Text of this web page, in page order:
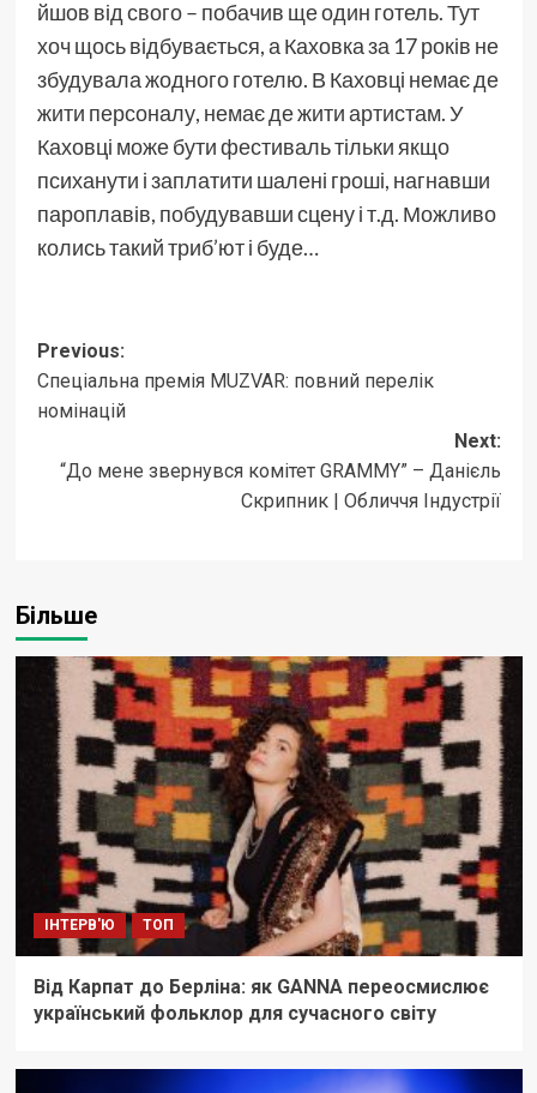
йшов від свого – побачив ще один готель. Тут
хоч щось відбувається, а Каховка за 17 років не
збудувала жодного готелю. В Каховці немає де
жити персоналу, немає де жити артистам. У
Каховці може бути фестиваль тільки якщо
психанути і заплатити шалені гроші, нагнавши
пароплавів, побудувавши сцену і т.д. Можливо
колись такий триб’ют і буде…
Post
navigation
Previous:
Спеціальна премія MUZVAR: повний перелік
номінацій
Next:
“До мене звернувся комітет GRAMMY” – Данієль
Скрипник | Обличчя Індустрії
Більше
ІНТЕРВ'Ю ТОП
Від Карпат до Берліна: як GANNA переосмислює
український фольклор для сучасного світу